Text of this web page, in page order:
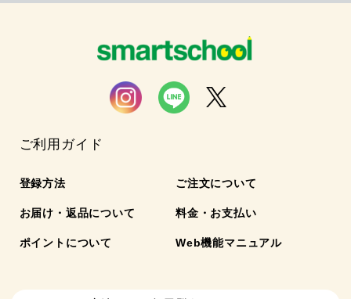
ご利用ガイド
登録方法 ご注文について
お届け・返品について 料金・お支払い
ポイントについて Web機能マニュアル